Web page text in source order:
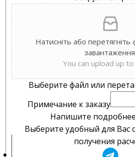
Натисніть або
You can upload up
Выберите файл или
Примечание к заказу
Напишите
Выберите удобный для Вас
получения